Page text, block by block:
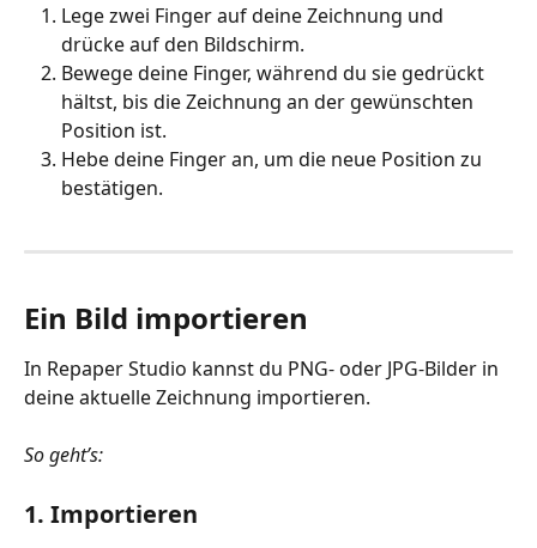
Lege zwei Finger auf deine Zeichnung und
drücke auf den Bildschirm.
Bewege deine Finger, während du sie gedrückt
hältst, bis die Zeichnung an der gewünschten
Position ist.
Hebe deine Finger an, um die neue Position zu
bestätigen.
Ein Bild importieren
In Repaper Studio kannst du PNG- oder JPG-Bilder in
deine aktuelle Zeichnung importieren.
So geht’s:
1. Importieren